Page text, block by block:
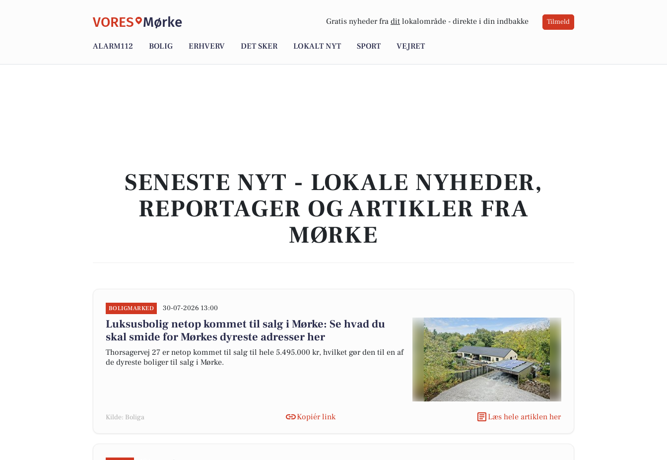
VORES Mørke Gratis nyheder fra dit lokalområde - direkte i din indbakke Tilmeld
ALARM112 BOLIG ERHVERV DET SKER LOKALT NYT SPORT VEJRET
SENESTE NYT - LOKALE NYHEDER,
REPORTAGER OG ARTIKLER FRA
MØRKE
BOLIGMARKED 30-07-2026 13:00
Luksusbolig netop kommet til salg i Mørke: Se hvad du
skal smide for Mørkes dyreste adresser her
Thorsagervej 27 er netop kommet til salg til hele 5.495.000 kr, hvilket gør den til en af
de dyreste boliger til salg i Mørke.
Kilde: Boliga Kopiér link Læs hele artiklen her